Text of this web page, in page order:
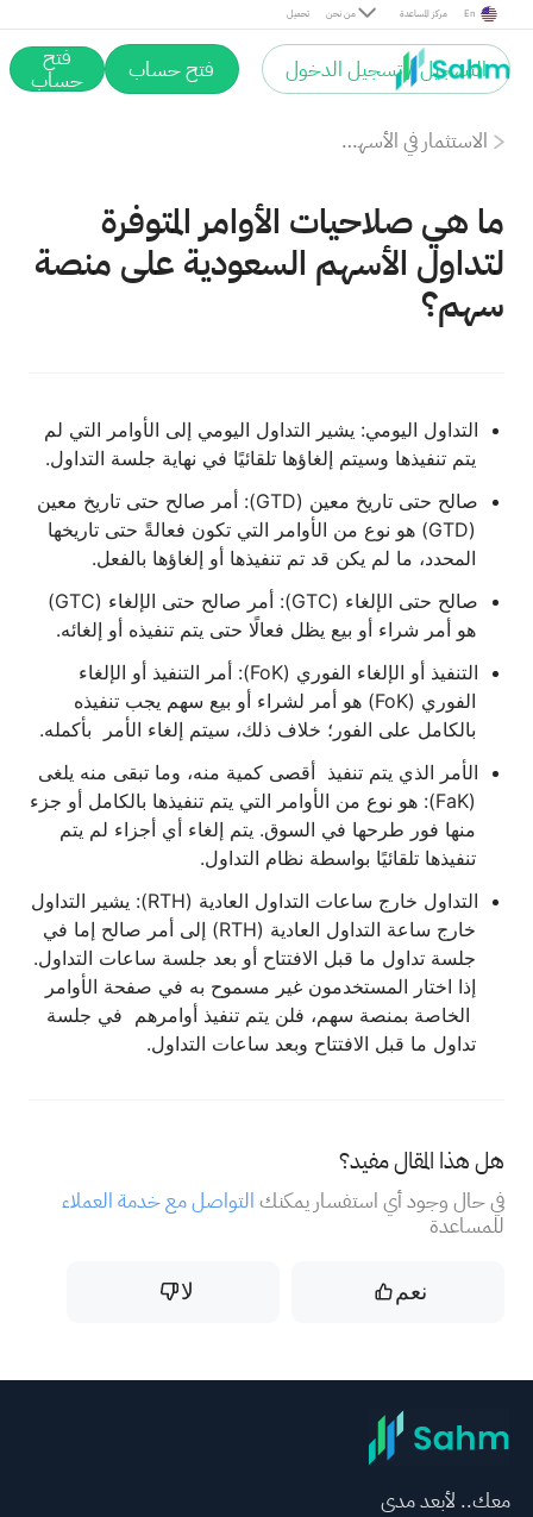
تحميل من نحن مركز المساعدة En
التسجيل / تسجيل الدخول فتح حساب فتح
حساب
الاستثمار في الأسهم السعودية في منصة سهم
ما هي صلاحيات الأوامر المتوفرة
لتداول الأسهم السعودية على منصة
سهم؟
التداول اليومي: يشير التداول اليومي إلى الأوامر التي لم
يتم تنفيذها وسيتم إلغاؤها تلقائيًا في نهاية جلسة التداول.
صالح حتى تاريخ معين (GTD): أمر صالح حتى تاريخ معين
(GTD) هو نوع من الأوامر التي تكون فعالةً حتى تاريخها
المحدد، ما لم يكن قد تم تنفيذها أو إلغاؤها بالفعل.
صالح حتى الإلغاء (GTC): أمر صالح حتى الإلغاء (GTC)
هو أمر شراء أو بيع يظل فعالًا حتى يتم تنفيذه أو إلغائه.
التنفيذ أو الإلغاء الفوري (FoK): أمر التنفيذ أو الإلغاء
الفوري (FoK) هو أمر لشراء أو بيع سهم يجب تنفيذه
بالكامل على الفور؛ خلاف ذلك، سيتم إلغاء الأمر بأكمله.
الأمر الذي يتم تنفيذ أقصى كمية منه، وما تبقى منه يلغى
(FaK): هو نوع من الأوامر التي يتم تنفيذها بالكامل أو جزء
منها فور طرحها في السوق. يتم إلغاء أي أجزاء لم يتم
تنفيذها تلقائيًا بواسطة نظام التداول.
التداول خارج ساعات التداول العادية (RTH): يشير التداول
خارج ساعة التداول العادية (RTH) إلى أمر صالح إما في
جلسة تداول ما قبل الافتتاح أو بعد جلسة ساعات التداول.
إذا اختار المستخدمون غير مسموح به في صفحة الأوامر
الخاصة بمنصة سهم، فلن يتم تنفيذ أوامرهم في جلسة
تداول ما قبل الافتتاح وبعد ساعات التداول.
هل هذا المقال مفيد؟
في حال وجود أي استفسار يمكنك التواصل مع خدمة العملاء
للمساعدة
نعم لا
معك.. لأبعد مدى